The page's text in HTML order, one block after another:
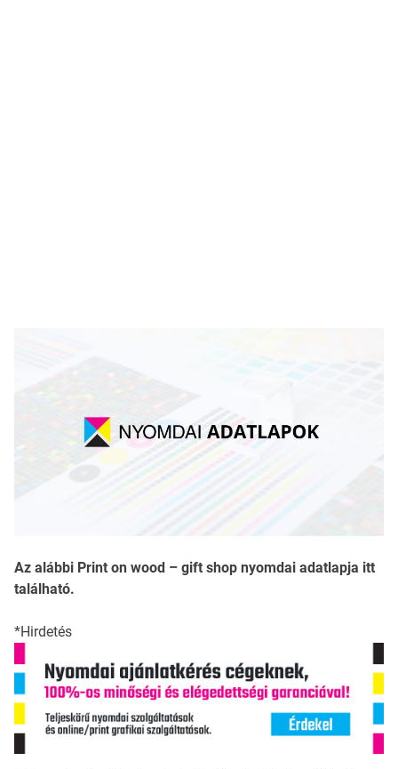
Az alábbi Print on wood – gift shop nyomdai adatlapja itt
található.
*Hirdetés